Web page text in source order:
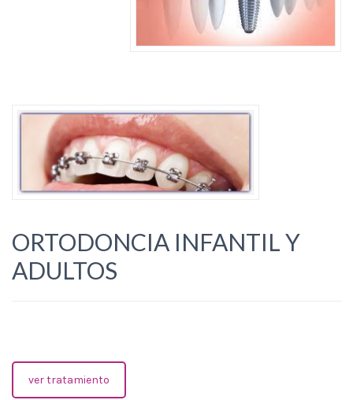
ORTODONCIA INFANTIL Y
ADULTOS
ver tratamiento